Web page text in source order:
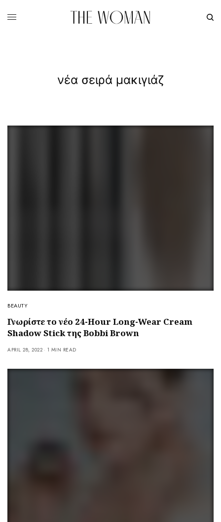
νέα σειρά μακιγιάζ
BEAUTY
Γνωρίστε το νέο 24-Hour Long-Wear Cream
Shadow Stick της Bobbi Brown
APRIL 28, 2022 1 MIN READ